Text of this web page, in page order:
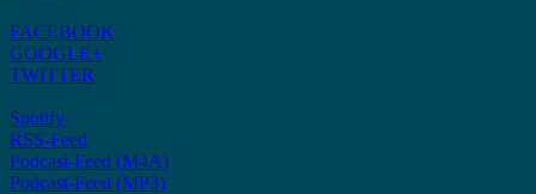
FACEBOOK
GOOGLE+
TWITTER
Spotify
RSS-Feed
Podcast-Feed (M4A)
Podcast-Feed (MP3)